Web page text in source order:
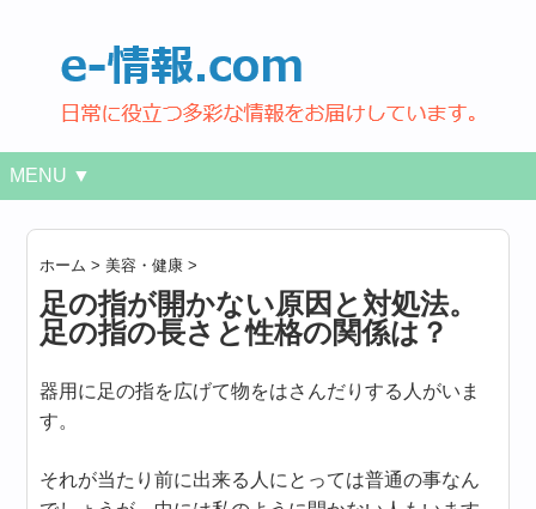
MENU ▼
ホーム >美容・健康 >
足の指が開かない原因と対処法。
足の指の長さと性格の関係は？
器用に足の指を広げて物をはさんだりする人がいま
す。
それが当たり前に出来る人にとっては普通の事なん